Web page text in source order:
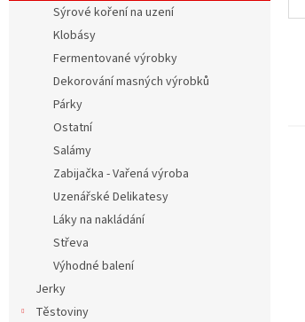
Sýrové koření na uzení
Klobásy
Fermentované výrobky
Dekorování masných výrobků
Párky
Ostatní
Salámy
Zabijačka - Vařená výroba
Uzenářské Delikatesy
Láky na nakládání
Střeva
Výhodné balení
Jerky
Těstoviny